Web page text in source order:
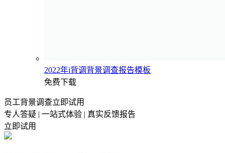
2022年i背调背景调查报告模板
免费下载
员工背景调查立即试用
专人答疑 | 一站式体验 | 真实反馈报告
立即试用